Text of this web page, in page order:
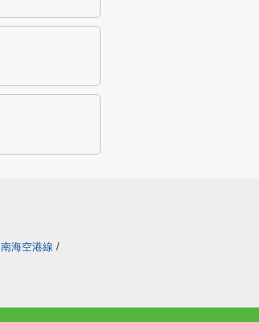
南海空港線 /